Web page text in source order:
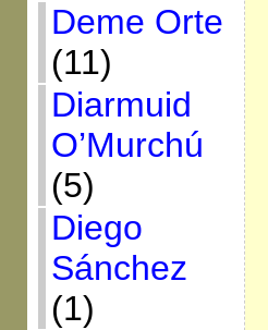
Deme Orte
(11)
Diarmuid
O’Murchú
(5)
Diego
Sánchez
(1)